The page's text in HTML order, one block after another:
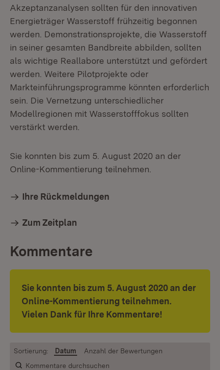
Akzeptanzanalysen sollten für den innovativen
Energieträger Wasserstoff frühzeitig begonnen
werden. Demonstrationsprojekte, die Wasserstoff
in seiner gesamten Bandbreite abbilden, sollten
als wichtige Reallabore unterstützt und gefördert
werden. Weitere Pilotprojekte oder
Markteinführungsprogramme könnten erforderlich
sein. Die Vernetzung unterschiedlicher
Modellregionen mit Wasserstofffokus sollten
verstärkt werden.
Sie konnten bis zum 5. August 2020 an der
Online-Kommentierung teilnehmen.
Ihre Rückmeldungen
Zum Zeitplan
Kommentare
Sie konnten bis zum 5. August 2020 an der
Online-Kommentierung teilnehmen.
Vielen Dank für Ihre Kommentare!
Kommentare durchsuchen
Sortierung: Datum Anzahl der Bewertungen